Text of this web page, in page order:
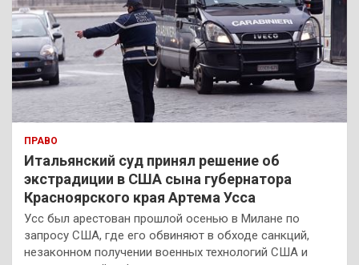
ПРАВО
Итальянский суд принял решение об
экстрадиции в США сына губернатора
Красноярского края Артема Усса
Усс был арестован прошлой осенью в Милане по
запросу США, где его обвиняют в обходе санкций,
незаконном получении военных технологий США и